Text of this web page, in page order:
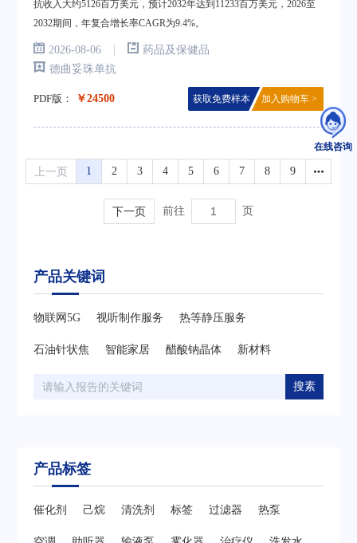
在线咨询
抗收入大约5126百万美元，预计2032年达到11233百万美元，2026至
2032期间，年复合增长率CAGR为9.4%。
2026-08-06 |
药品及保健品
德曲妥珠单抗
PDF版： ￥24500 获取免费样本 加入购物车 >
上一页 1 2 3 4 5 6 7 8 9
下一页 前往 页
产品关键词
物联网5G 视听制作服务 热等静压服务
石油针状焦 智能家居 醋酸钠晶体 新材料
搜素
产品标签
催化剂 己烷 清洗剂 标签 过滤器 热泵